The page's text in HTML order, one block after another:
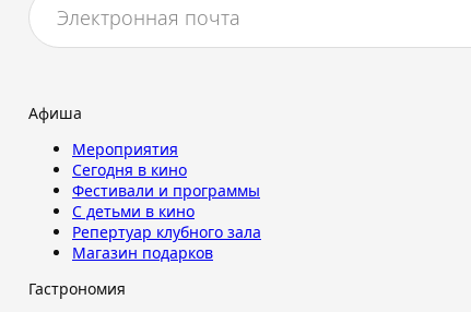
Афиша
Мероприятия
Сегодня в кино
Фестивали и программы
С детьми в кино
Репертуар клубного зала
Магазин подарков
Гастрономия